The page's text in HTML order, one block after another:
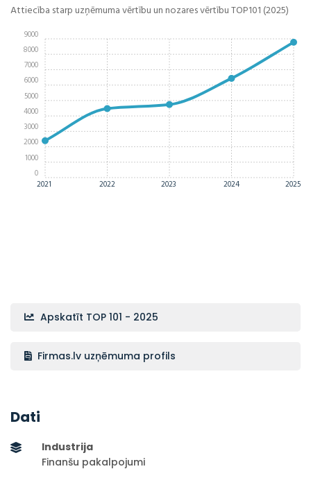
Attiecība starp uzņēmuma vērtību un nozares vērtību TOP101 (2025)
2021 2022 2023 2024 2025
0
1000
2000
3000
4000
5000
6000
7000
8000
9000
Apskatīt TOP 101 - 2025
Firmas.lv uzņēmuma profils
Dati
Industrija
Finanšu pakalpojumi